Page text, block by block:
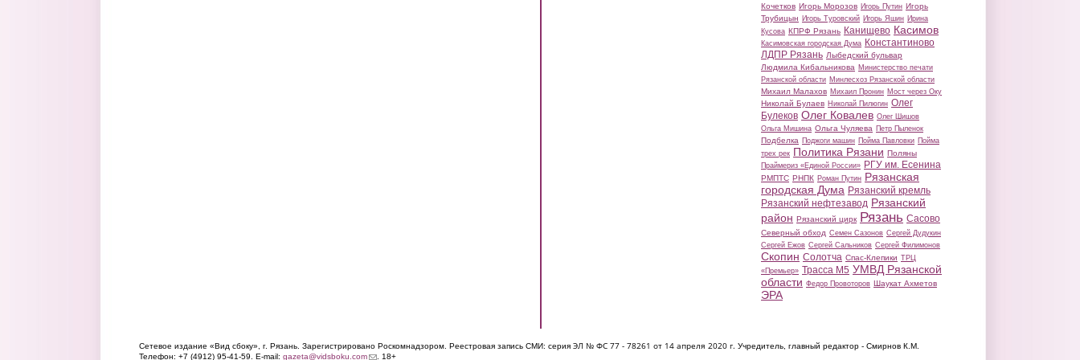
Кочетков Игорь Морозов Игорь Путин Игорь
Трубицын Игорь Туровский Игорь Яшин Ирина
Кусова КПРФ Рязань Канищево Касимов
Касимовская городская Дума Константиново
ЛДПР Рязань Лыбедский бульвар
Людмила Кибальникова Министерство печати
Рязанской области Минлесхоз Рязанской области
Михаил Малахов Михаил Пронин Мост через Оку
Николай Булаев Николай Пилюгин Олег
Булеков Олег Ковалев Олег Шишов
Ольга Мишина Ольга Чуляева Петр Пыленок
Подбелка Поджоги машин Пойма Павловки Пойма
трех рек Политика Рязани Поляны
Праймериз «Единой России» РГУ им. Есенина
РМПТС РНПК Роман Путин Рязанская
городская Дума Рязанский кремль
Рязанский нефтезавод Рязанский
район Рязанский цирк Рязань Сасово
Северный обход Семен Сазонов Сергей Дудукин
Сергей Ежов Сергей Сальников Сергей Филимонов
Скопин Солотча Спас-Клепики ТРЦ
«Премьер» Трасса М5 УМВД Рязанской
области Федор Провоторов Шаукат Ахметов
ЭРА
Сетевое издание «Вид сбоку», г. Рязань. Зарегистрировано Роскомнадзором. Реестровая запись СМИ: серия ЭЛ № ФС 77 - 78261 от 14 апреля 2020 г. Учредитель, главный редактор - Смирнов К.М.
Телефон: +7 (4912) 95-41-59. E-mail: gazeta@vidsboku.com(link sends e-mail)
. 18+